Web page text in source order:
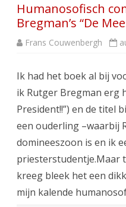
Humanosofisch
Bregman’s “De
Frans Couwenbergh
Ik had het boek al bij
ik Rutger Bregman erg
President!!”) en de titel
een ouderling –waarbij
domineeszoon is en ik
priesterstudentje.Maar
kreeg bleek het een
mijn kalende